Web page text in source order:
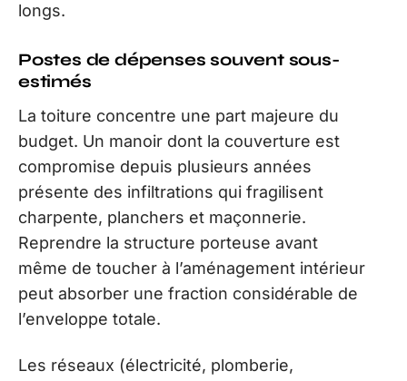
longs.
Postes de dépenses souvent sous-
estimés
La toiture concentre une part majeure du
budget. Un manoir dont la couverture est
compromise depuis plusieurs années
présente des infiltrations qui fragilisent
charpente, planchers et maçonnerie.
Reprendre la structure porteuse avant
même de toucher à l’aménagement intérieur
peut absorber une fraction considérable de
l’enveloppe totale.
Les réseaux (électricité, plomberie,